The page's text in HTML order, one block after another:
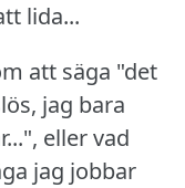
lida...
att säga "det
jag bara
eller vad
jag jobbar